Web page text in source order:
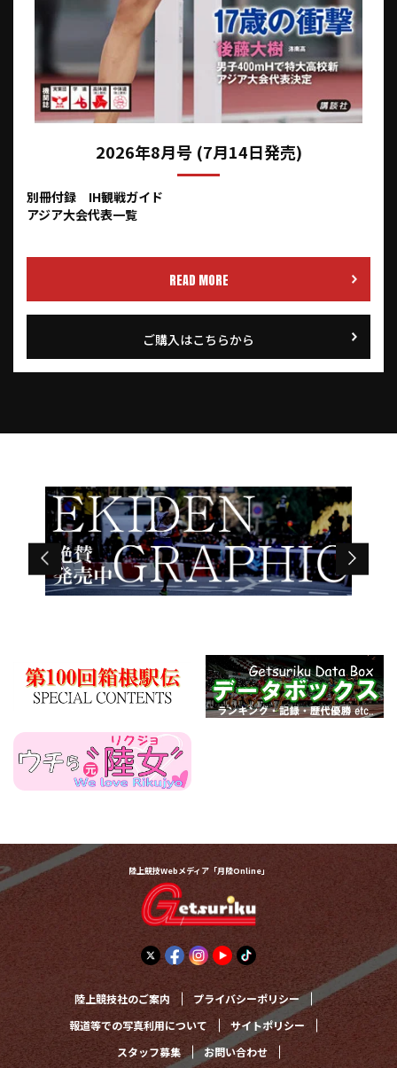
2026年8月号 (7月14日発売)
別冊付録 IH観戦ガイド
アジア大会代表一覧
READ MORE
ご購入はこちらから
陸上競技Webメディア「月陸Online」
陸上競技社のご案内 プライバシーポリシー
報道等での写真利用について サイトポリシー
スタッフ募集 お問い合わせ